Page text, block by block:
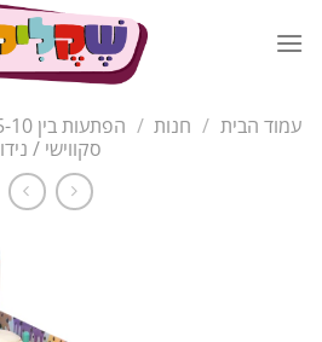
עמוד הבית / חנות / הפתעות בין 5-10 שקלים
סקווישי / נידו